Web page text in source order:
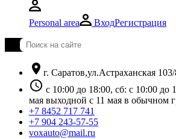
Personal area ВходРегистрация
location_on г. Саратов,ул.Астраханская
schedule с 10:00 до 18:00, сб: с 10:00 до
мая выходной с 11 мая в обычном
+7 8452 717 741
+7 904 243-57-55
voxauto@mail.ru